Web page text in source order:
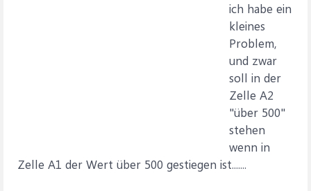
ich habe ein
kleines
Problem,
und zwar
soll in der
Zelle A2
"über 500"
stehen
wenn in
Zelle A1 der Wert über 500 gestiegen ist.......